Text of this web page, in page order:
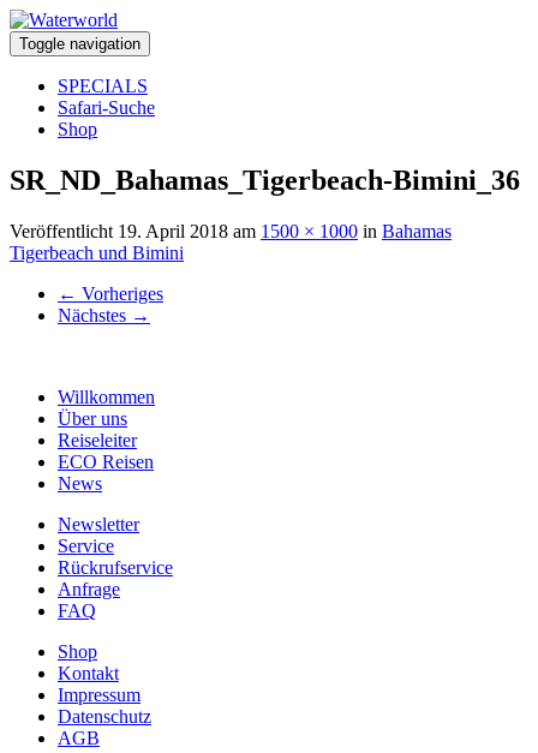
Toggle navigation
SPECIALS
Safari-Suche
Shop
SR_ND_Bahamas_Tigerbeach-Bimini_36
Veröffentlicht 19. April 2018 am 1500 × 1000 in Bahamas
Tigerbeach und Bimini
← Vorheriges
Nächstes →
Willkommen
Über uns
Reiseleiter
ECO Reisen
News
Newsletter
Service
Rückrufservice
Anfrage
FAQ
Shop
Kontakt
Impressum
Datenschutz
AGB